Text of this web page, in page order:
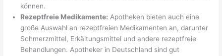
können.
Rezeptfreie Medikamente: Apotheken bieten auch eine
große Auswahl an rezeptfreien Medikamenten an, darunter
Schmerzmittel, Erkältungsmittel und andere rezeptfreie
Behandlungen. Apotheker in Deutschland sind gut